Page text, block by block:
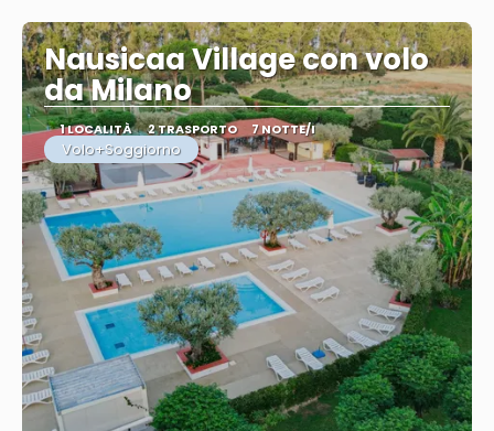
Nausicaa Village con volo
da Milano
1 LOCALITÀ 2 TRASPORTO 7 NOTTE/I
Volo+Soggiorno